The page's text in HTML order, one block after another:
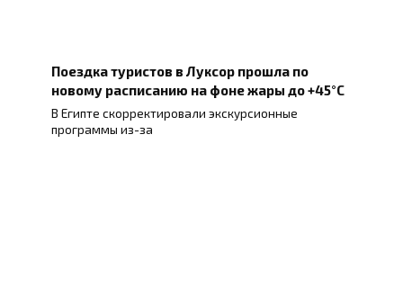
Поездка туристов в Луксор прошла по
новому расписанию на фоне жары до +45°C
В Египте скорректировали экскурсионные
программы из-за